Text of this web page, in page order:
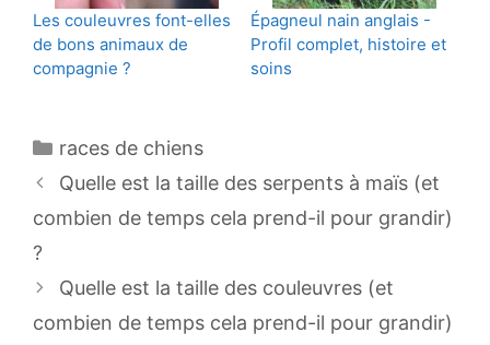
Les couleuvres font-elles
de bons animaux de
compagnie ?
Épagneul nain anglais -
Profil complet, histoire et
soins
Catégories
races de chiens
Navigation
des
articles
Quelle est la taille des serpents à maïs (et
combien de temps cela prend-il pour grandir)
?
Quelle est la taille des couleuvres (et
combien de temps cela prend-il pour grandir)